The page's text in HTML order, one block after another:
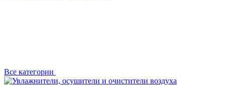
Все категории